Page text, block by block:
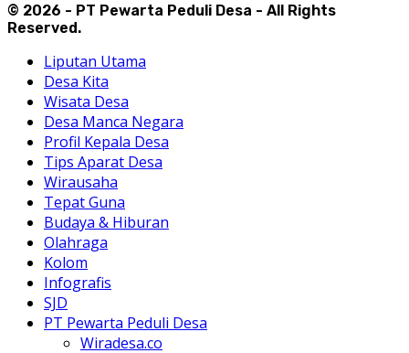
© 2026 - PT Pewarta Peduli Desa - All Rights
Reserved.
Liputan Utama
Desa Kita
Wisata Desa
Desa Manca Negara
Profil Kepala Desa
Tips Aparat Desa
Wirausaha
Tepat Guna
Budaya & Hiburan
Olahraga
Kolom
Infografis
SJD
PT Pewarta Peduli Desa
Wiradesa.co